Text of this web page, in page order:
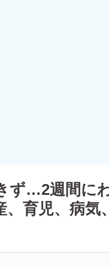
ず…2週間に
育児、病気